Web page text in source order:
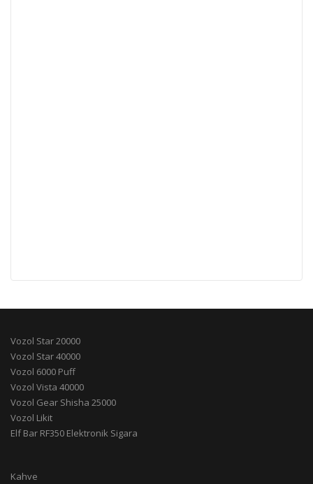
Vozol Star 20000
Vozol Star 40000
Vozol 6000 Puff
Vozol Vista 40000
Vozol Gear Shisha 25000
Vozol Likit
Elf Bar RF350 Elektronik Sigara
Kahve